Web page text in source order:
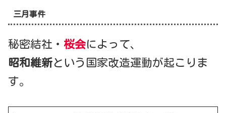
三月事件
秘密結社・ 桜会によって、
昭和維新という国家改造運動が起こりま
す。